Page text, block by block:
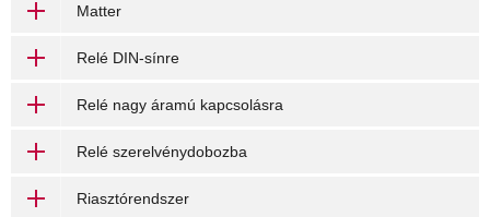
Matter
Relé DIN-sínre
Relé nagy áramú kapcsolásra
Relé szerelvénydobozba
Riasztórendszer